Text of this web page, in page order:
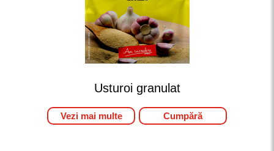
Usturoi granulat
Vezi mai multe Cumpără